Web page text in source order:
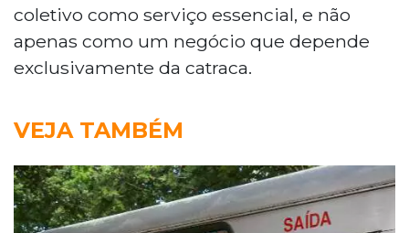
coletivo como serviço essencial, e não
apenas como um negócio que depende
exclusivamente da catraca.
VEJA TAMBÉM